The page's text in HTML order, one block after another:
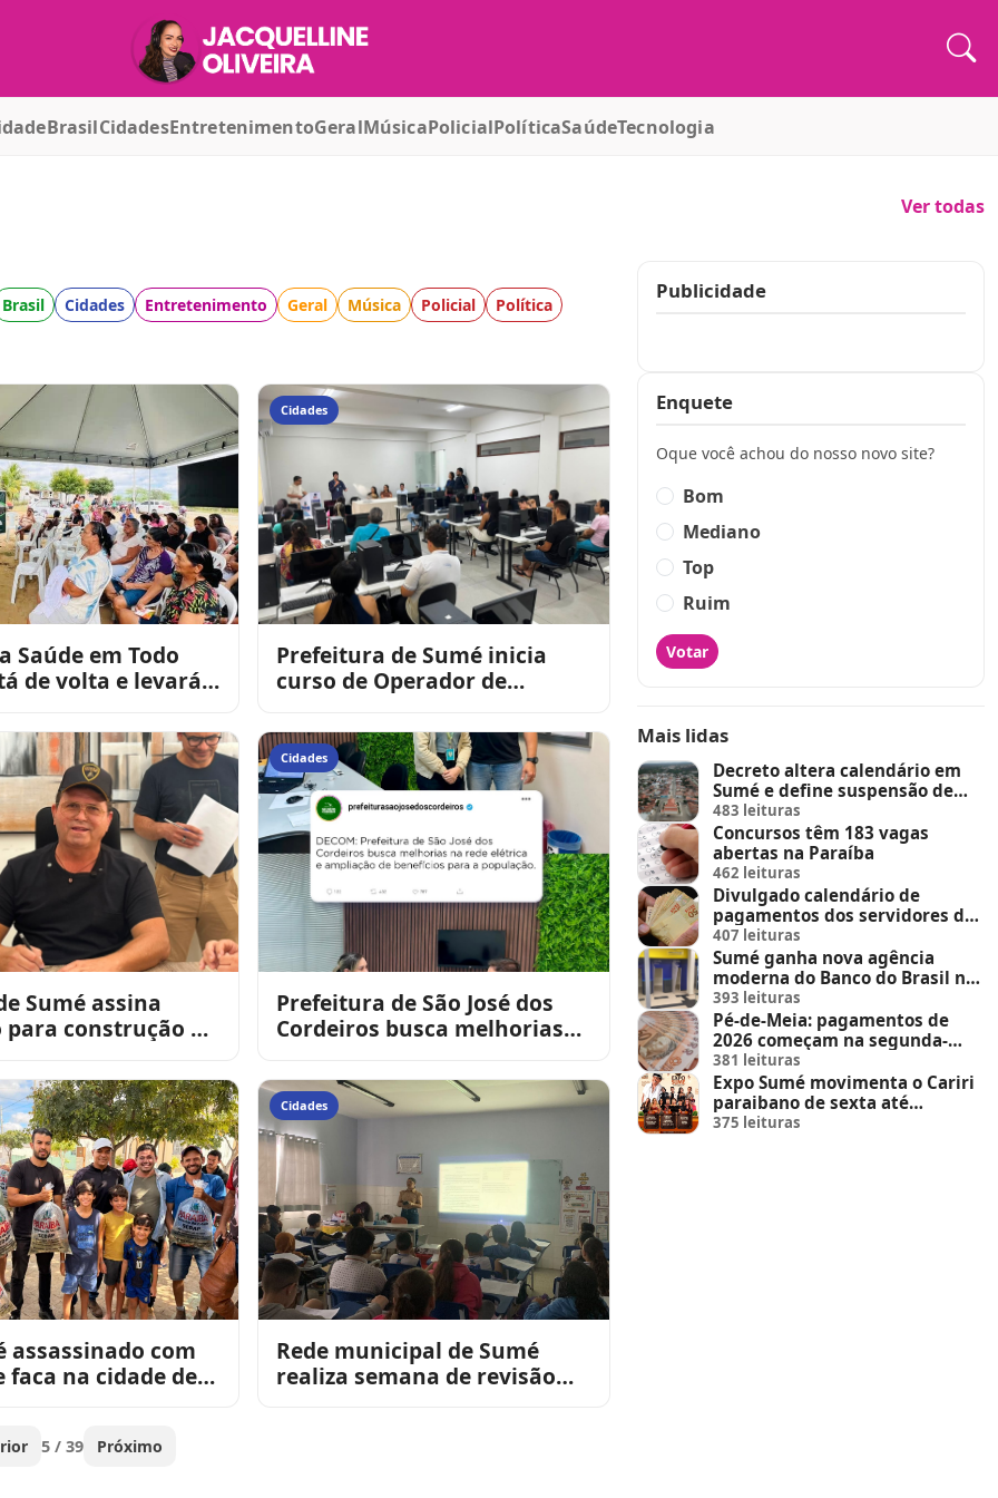
BrasilCidadesEntretenimentoGeralMúsicaPolicialPolíticaSaúdeTecnologia
Ver todas
Brasil Cidades Entretenimento Geral Música Policial Política
Saúde em Todo
de volta e levará
Cidades
Prefeitura de Sumé inicia
curso de Operador de
com o Senai
Sumé assina
construção do
Cidades
Prefeitura de São José dos
Cordeiros busca melhorias
de benefícios
assassinado com
faca na cidade de
Cidades
Rede municipal de Sumé
realiza semana de revisão
5 / 39 Próximo
Publicidade
Enquete
Oque você achou do nosso novo site?
Bom
Mediano
Top
Ruim
Votar
Mais lidas
Decreto altera calendário em
Sumé e define suspensão de
feira de animais e feriados
483 leituras
Concursos têm 183 vagas
abertas na Paraíba
462 leituras
Divulgado calendário de
pagamentos dos servidores do
Estado
407 leituras
Sumé ganha nova agência
moderna do Banco do Brasil no
Sumé Shopping
393 leituras
Pé-de-Meia: pagamentos de
2026 começam na segunda-
feira (23)
381 leituras
Expo Sumé movimenta o Cariri
paraibano de sexta até
domingo
375 leituras